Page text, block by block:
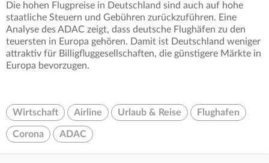
Die hohen Flugpreise in Deutschland sind auch auf hohe
staatliche Steuern und Gebühren zurückzuführen. Eine
Analyse des ADAC zeigt, dass deutsche Flughäfen zu den
teuersten in Europa gehören. Damit ist Deutschland weniger
attraktiv für Billigfluggesellschaften, die günstigere Märkte in
Europa bevorzugen.
Wirtschaft Airline Urlaub & Reise Flughafen
Corona ADAC